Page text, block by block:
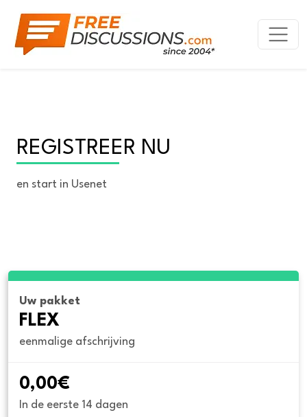
REGISTREER NU
en start in Usenet
Uw pakket
FLEX
eenmalige afschrijving
0,00€
In de eerste 14 dagen